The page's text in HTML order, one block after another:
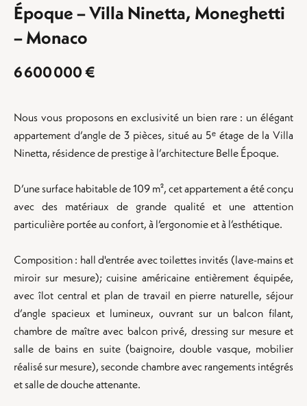
Époque – Villa Ninetta, Moneghetti
– Monaco
6 600 000 €
Nous vous proposons en exclusivité un bien rare : un élégant
appartement d’angle de 3 pièces, situé au 5ᵉ étage de la Villa
Ninetta, résidence de prestige à l’architecture Belle Époque.
D’une surface habitable de 109 m², cet appartement a été conçu
avec des matériaux de grande qualité et une attention
particulière portée au confort, à l’ergonomie et à l’esthétique.
Composition : hall d'entrée avec toilettes invités (lave-mains et
miroir sur mesure); cuisine américaine entièrement équipée,
avec îlot central et plan de travail en pierre naturelle, séjour
d’angle spacieux et lumineux, ouvrant sur un balcon filant,
chambre de maître avec balcon privé, dressing sur mesure et
salle de bains en suite (baignoire, double vasque, mobilier
réalisé sur mesure), seconde chambre avec rangements intégrés
et salle de douche attenante.